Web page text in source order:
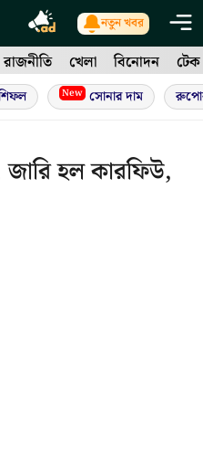
নতুন খবর
রাজনীতি খেলা বিনোদন টেক
New সোনার দাম
জারি হল কারফিউ,